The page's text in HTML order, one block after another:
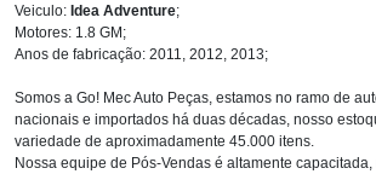
Veiculo: Idea Adventure;
Motores: 1.8 GM;
Anos de fabricação: 2011, 2012, 2013;
Somos a Go! Mec Auto Peças, estamos no ramo de
nacionais e importados há duas décadas, nosso
variedade de aproximadamente 45.000 itens.
Nossa equipe de Pós-Vendas é altamente